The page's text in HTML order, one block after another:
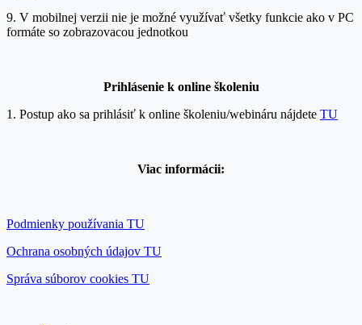
9. V mobilnej verzii nie je možné využívať všetky funkcie ako v PC
formáte so zobrazovacou jednotkou
Prihlásenie k online školeniu
1. Postup ako sa prihlásiť k online školeniu/webináru nájdete TU
Viac informácii:
Podmienky používania TU
Ochrana osobných údajov TU
Správa súborov cookies TU